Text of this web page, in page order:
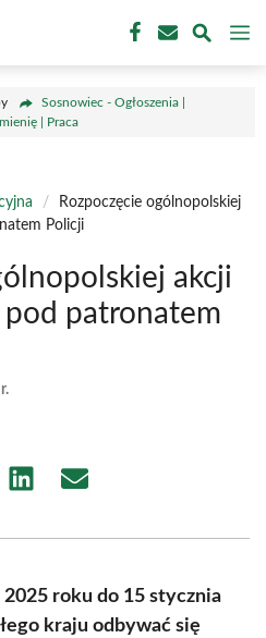
Sosnowiec - Ogłoszenia |
| Praca
/
Rozpoczęcie ogólnopolskiej
Policji
akcji
pod patronatem
Share Share
roku do 15 stycznia
kraju odbywać się